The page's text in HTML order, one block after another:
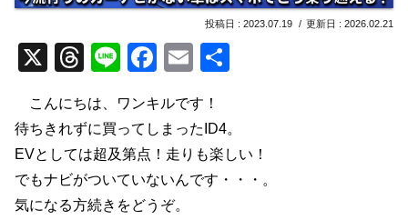
2023.07.19 2026.02.21
X
T
e
a
d
s
Li
e
F
c
e
b
o
E
ail
こんにちは、ワンキルです！
待ちきれずに買ってしまったID4。
EVとしては超及第点！走りも楽しい！
でもナビがついていないんです・・・。
気になる方続きをどうぞ。